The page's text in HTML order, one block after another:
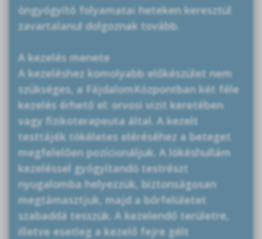
öngyógyító folyamatai heteken keresztül
zavartalanul dolgoznak tovább.
A kezelés menete
A kezeléshez komolyabb előkészület nem
szükséges, a FájdalomKözpontban két féle
kezelés érhető el: orvosi vizit keretében
vagy fizikoterapeuta által. A kezelt
testtájék tökéletes eléréséhez a beteget
megfelelően pozícionáljuk. A lökéshullám
kezeléssel gyógyítandó testrészt
nyugalomba helyezzük, biztonságosan
megtámasztjuk, majd a bőrfelületet
szabaddá tesszük. A kezelendő területre,
illetve esetleg a kezelő fejre gélt